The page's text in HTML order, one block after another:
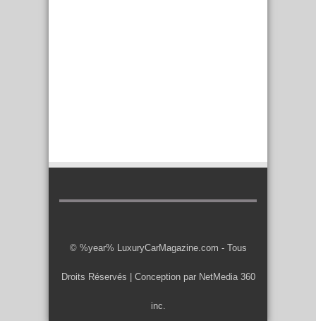
© %year% LuxuryCarMagazine.com - Tous
Droits Réservés | Conception par NetMedia 360
inc.